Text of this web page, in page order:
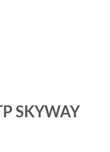
SKYWAY